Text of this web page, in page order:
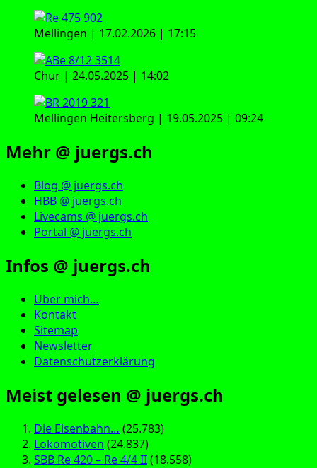
Mellingen | 17.02.2026 | 17:15
Chur | 24.05.2025 | 14:02
Mellingen Heitersberg | 19.05.2025 | 09:24
Mehr @ juergs.ch
Blog @ juergs.ch
HBB @ juergs.ch
Livecams @ juergs.ch
Portal @ juergs.ch
Infos @ juergs.ch
Über mich…
Kontakt
Sitemap
Newsletter
Datenschutzerklärung
Meist gelesen @ juergs.ch
Die Eisenbahn… (25.783)
Lokomotiven (24.837)
SBB Re 420 – Re 4/4 II(18.558)